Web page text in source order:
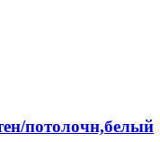
потолочн,белый